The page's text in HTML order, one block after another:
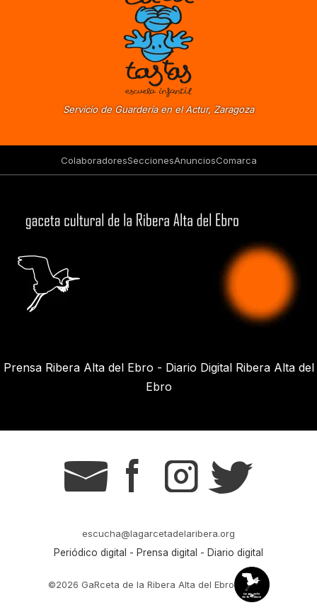
Servicio de Guardería en el Actur, Zaragoza
ColaboradoresSeccionesAnunciosComarca
Prensa Ribera Alta del Ebro - Diario Digital Ribera Alta del
Ebro
g s t r
escucha@lagarcetadelaribera.org
Periódico digital - Prensa digital - Diario digital
©2026 GaRceta de la Ribera Alta del Ebro